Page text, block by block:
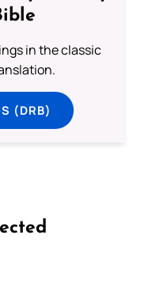
in the classic
(DRB)